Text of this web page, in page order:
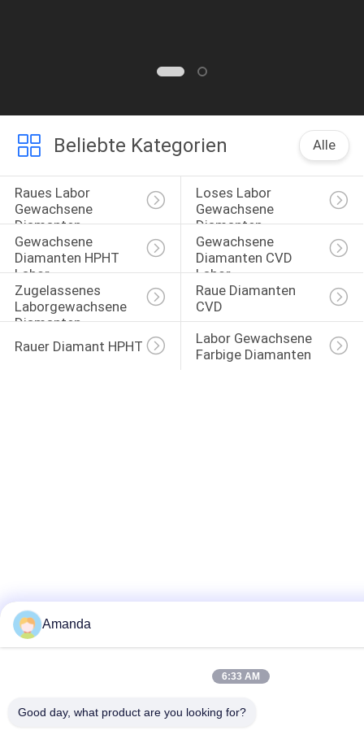
Beliebte Kategorien Alle
Raues Labor
Gewachsene
Diamanten
Loses Labor
Gewachsene
Diamanten
Gewachsene
Diamanten HPHT
Labor
Gewachsene
Diamanten CVD
Labor
Zugelassenes
Laborgewachsene
Diamanten
Raue Diamanten
CVD
Rauer Diamant HPHT
Labor Gewachsene
Farbige Diamanten
Amanda
6:33 AM
Good day, what product are you looking for?